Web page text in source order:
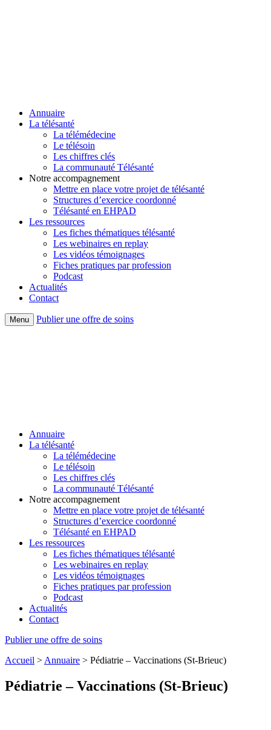
Annuaire
La télésanté
La télémédecine
Le télésoin
Les chiffres clés
La communauté Télésanté
Notre accompagnement
Mettre en place votre projet de télésanté
Structures d’exercice coordonné
Télésanté en EHPAD
Les ressources
Les fiches thématiques télésanté
Les webinaires en replay
Les vidéos témoignages
Fiches pratiques par profession
Podcast
Actualités
Contact
Menu Publier une offre de soins
Annuaire
La télésanté
La télémédecine
Le télésoin
Les chiffres clés
La communauté Télésanté
Notre accompagnement
Mettre en place votre projet de télésanté
Structures d’exercice coordonné
Télésanté en EHPAD
Les ressources
Les fiches thématiques télésanté
Les webinaires en replay
Les vidéos témoignages
Fiches pratiques par profession
Podcast
Actualités
Contact
Publier une offre de soins
Accueil > Annuaire > Pédiatrie – Vaccinations (St-Brieuc)
Pédiatrie – Vaccinations (St-Brieuc)